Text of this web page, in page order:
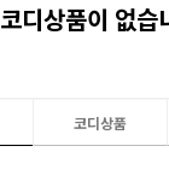
코디상품이 없습
코디상품